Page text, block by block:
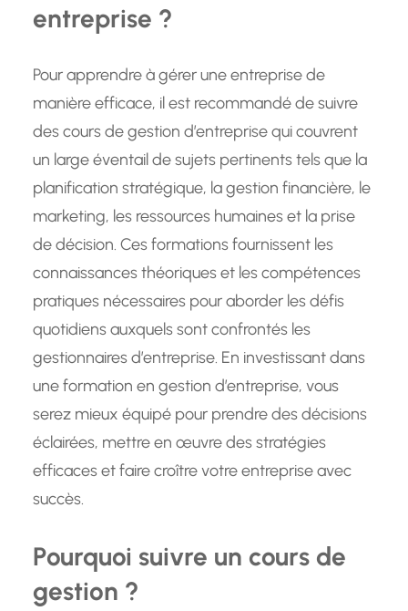
entreprise ?
Pour apprendre à gérer une entreprise de
manière efficace, il est recommandé de suivre
des cours de gestion d’entreprise qui couvrent
un large éventail de sujets pertinents tels que la
planification stratégique, la gestion financière, le
marketing, les ressources humaines et la prise
de décision. Ces formations fournissent les
connaissances théoriques et les compétences
pratiques nécessaires pour aborder les défis
quotidiens auxquels sont confrontés les
gestionnaires d’entreprise. En investissant dans
une formation en gestion d’entreprise, vous
serez mieux équipé pour prendre des décisions
éclairées, mettre en œuvre des stratégies
efficaces et faire croître votre entreprise avec
succès.
Pourquoi suivre un cours de
gestion ?